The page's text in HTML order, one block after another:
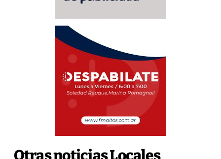
Otras noticias Locales